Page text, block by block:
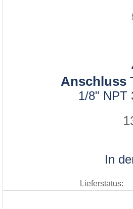
Anschluss
1/8" NPT
In
Lieferstatus: